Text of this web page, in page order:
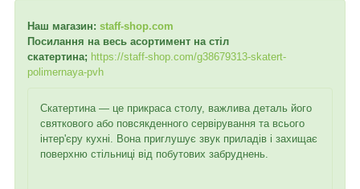
Наш магазин: staff-shop.com
Посилання на весь асортимент на стіл
скатертина; https://staff-shop.com/g38679313-skatert-
polimernaya-pvh
Скатертина — це прикраса столу, важлива деталь його
святкового або повсякденного сервірування та всього
інтер'єру кухні. Вона приглушує звук приладів і захищає
поверхню стільниці від побутових забруднень.